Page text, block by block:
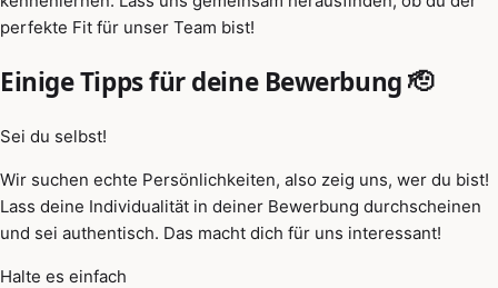
perfekte Fit für unser Team bist!
Einige Tipps für deine Bewerbung 🫡
Sei du selbst!
Wir suchen echte Persönlichkeiten, also zeig uns, wer du bist!
Lass deine Individualität in deiner Bewerbung durchscheinen
und sei authentisch. Das macht dich für uns interessant!
Halte es einfach